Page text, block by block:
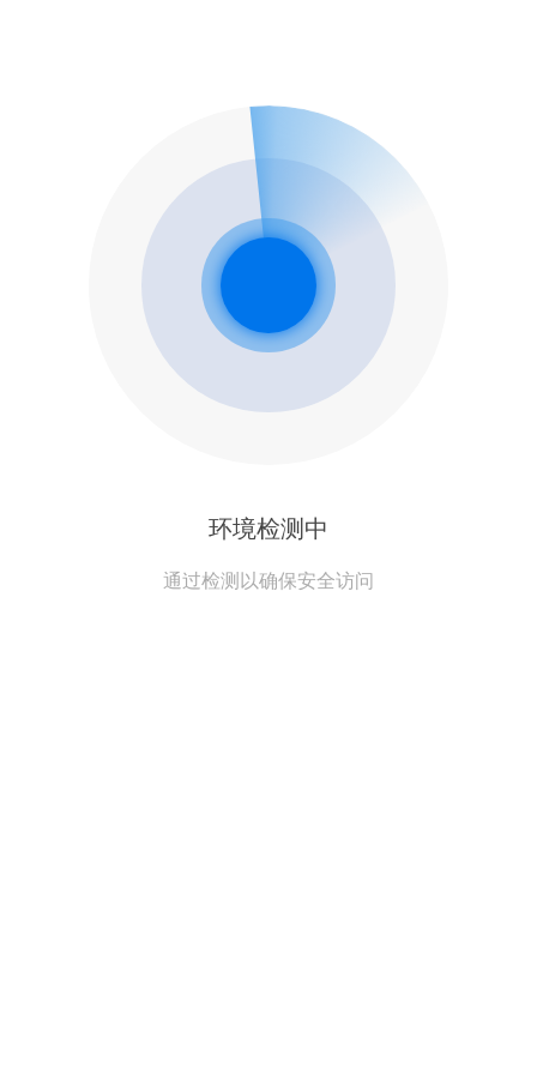
环境检测中
通过检测以确保安全访问